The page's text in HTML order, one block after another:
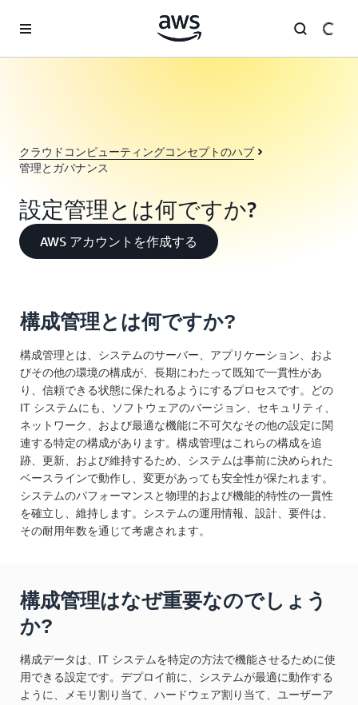
クラウドコンピューティングコンセプトのハブ
管理とガバナンス
設定管理とは何ですか?
AWS アカウントを作成する
構成管理とは何ですか?
構成管理とは、システムのサーバー、アプリケーション、およ
びその他の環境の構成が、長期にわたって既知で一貫性があ
り、信頼できる状態に保たれるようにするプロセスです。どの
IT システムにも、ソフトウェアのバージョン、セキュリティ、
ネットワーク、および最適な機能に不可欠なその他の設定に関
連する特定の構成があります。構成管理はこれらの構成を追
跡、更新、および維持するため、システムは事前に決められた
ベースラインで動作し、変更があっても安全性が保たれます。
システムのパフォーマンスと物理的および機能的特性の一貫性
を確立し、維持します。システムの運用情報、設計、要件は、
その耐用年数を通じて考慮されます。
構成管理はなぜ重要なのでしょう
か?
構成データは、IT システムを特定の方法で機能させるために使
用できる設定です。デプロイ前に、システムが最適に動作する
ように、メモリ割り当て、ハードウェア割り当て、ユーザーア